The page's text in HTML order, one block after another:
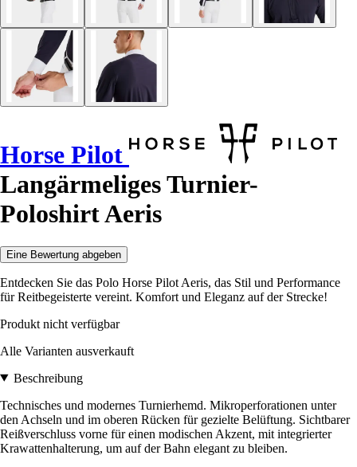
Horse Pilot
Langärmeliges Turnier-
Poloshirt Aeris
Eine Bewertung abgeben
Entdecken Sie das Polo Horse Pilot Aeris, das Stil und Performance
für Reitbegeisterte vereint. Komfort und Eleganz auf der Strecke!
Produkt nicht verfügbar
Alle Varianten ausverkauft
Beschreibung
Technisches und modernes Turnierhemd. Mikroperforationen unter
den Achseln und im oberen Rücken für gezielte Belüftung. Sichtbarer
Reißverschluss vorne für einen modischen Akzent, mit integrierter
Krawattenhalterung, um auf der Bahn elegant zu bleiben.